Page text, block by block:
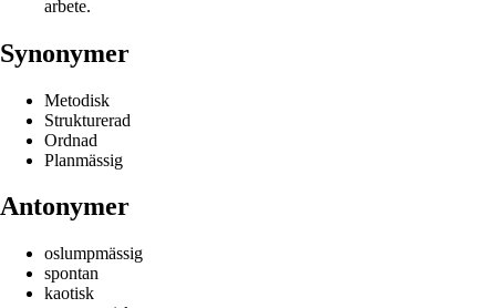
arbete.
Synonymer
Metodisk
Strukturerad
Ordnad
Planmässig
Antonymer
oslumpmässig
spontan
kaotisk